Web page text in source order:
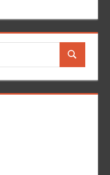
s